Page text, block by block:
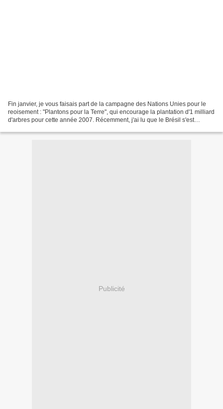
Fin janvier, je vous faisais part de la campagne des Nations Unies pour le
reoisement : "Plantons pour la Terre", qui encourage la plantation d'1 milliard
d'arbres pour cette année 2007. Récemment, j'ai lu que le Brésil s'est
Publicité